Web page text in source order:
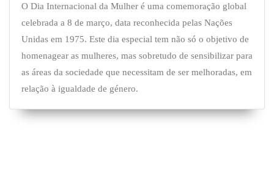
O Dia Internacional da Mulher é uma comemoração global
celebrada a 8 de março, data reconhecida pelas Nações
Unidas em 1975. Este dia especial tem não só o objetivo de
homenagear as mulheres, mas sobretudo de sensibilizar para
as áreas da sociedade que necessitam de ser melhoradas, em
relação à igualdade de género.